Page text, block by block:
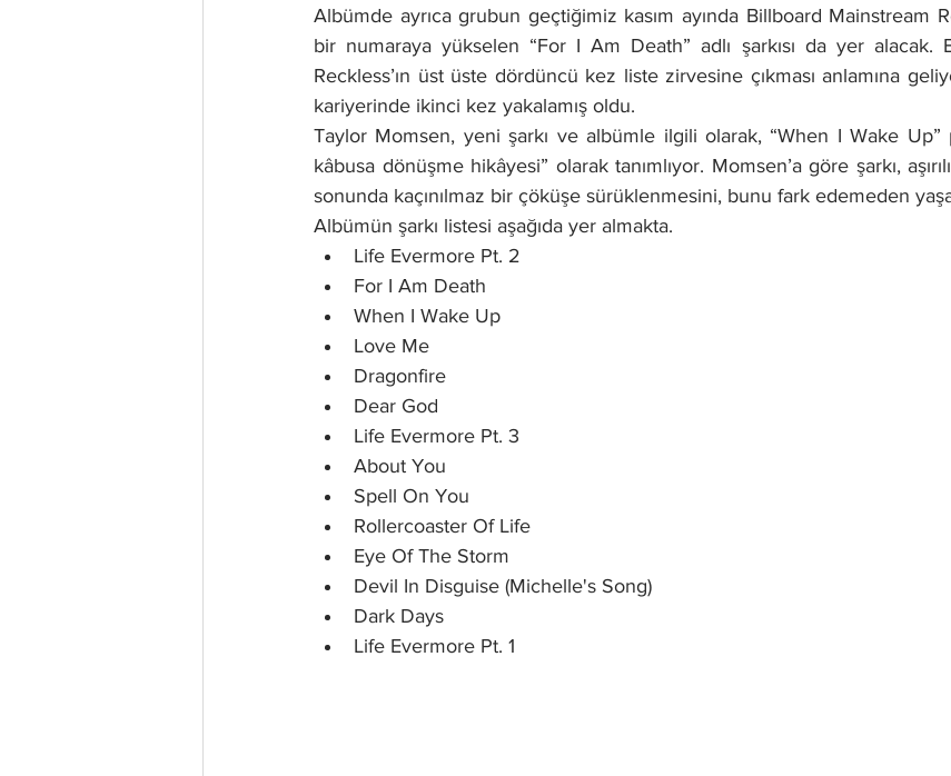
Albümde ayrıca grubun geçtiğimiz kasım ayında Billboard Mainstream
bir numaraya yükselen “For I Am Death” adlı şarkısı da yer alacak.
Reckless’ın üst üste dördüncü kez liste zirvesine çıkması anlamına
kariyerinde ikinci kez yakalamış oldu.
Taylor Momsen, yeni şarkı ve albümle ilgili olarak, “When I Wake Up”
kâbusa dönüşme hikâyesi” olarak tanımlıyor. Momsen’a göre şarkı,
sonunda kaçınılmaz bir çöküşe sürüklenmesini, bunu fark edemeden
Albümün şarkı listesi aşağıda yer almakta.
Life Evermore Pt. 2
For I Am Death
When I Wake Up
Love Me
Dragonfire
Dear God
Life Evermore Pt. 3
About You
Spell On You
Rollercoaster Of Life
Eye Of The Storm
Devil In Disguise (Michelle's Song)
Dark Days
Life Evermore Pt. 1